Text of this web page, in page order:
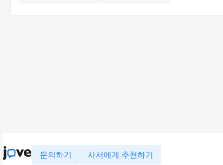
문의하기 사서에게 추천하기